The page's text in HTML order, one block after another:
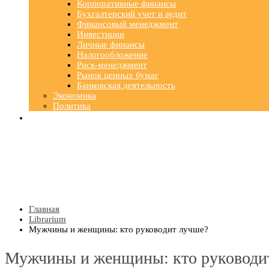
Корпоративные финансы
Бухгалтерский учет и аудит
Финансовый менеджмент
Инвестиции
Личные финансы
Налогообложение
Риск-менеджмент
Рынок ценных бумаг
Банковская деятельность
Экономика
Политика
Главная
Librarium
Мужчины и женщины: кто руководит лучше?
Мужчины и женщины: кто